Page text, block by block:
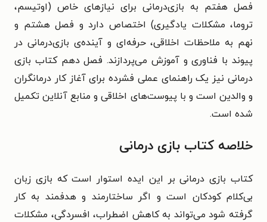
فصل هفتم به بازی‌درمانی برای نیازهای خاص (اوتیسم،
تروما، مشکلات یادگیری) اختصاص دارد و فصل هشتم و
نهم به ملاحظات اخلاقی، حرفه‌ای و آینده‌ی بازی‌درمانی در
پیوند با فناوری و آموزش می‌پردازند. فصل دهم کتاب بازی
درمانی نیز یک راهنمای عملی فشرده برای آغاز کار درمانگران
و والدین است و با پیوست‌های اخلاقی و منابع آنلاین تکمیل
شده است.
خلاصه کتاب بازی درمانی
کتاب بازی درمانی بر این ایده استوار است که بازی زبان
بی‌کلام کودکان است و اگر ساختارمند و هدفمند به‌ کار
گرفته شود می‌تواند به کاهش اضطراب، افسردگی، مشکلات